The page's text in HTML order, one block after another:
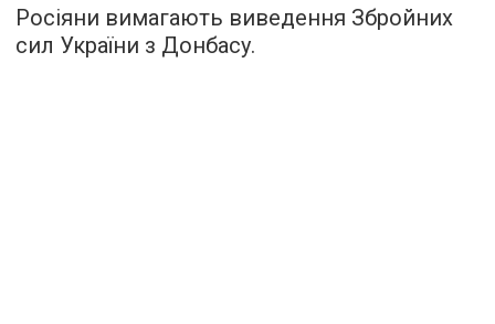
Росіяни вимагають виведення Збройних
сил України з Донбасу.